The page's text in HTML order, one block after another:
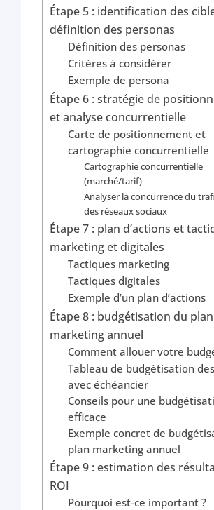
Étape 5 : identification des
définition des personas
Définition des personas
Critères à considérer
Exemple de persona
Étape 6 : stratégie de
et analyse concurrentielle
Carte de positionnement et
cartographie concurrentielle
Cartographie concurrentielle
(marché/tarif)
Analyser la concurrence du
des réseaux sociaux
Étape 7 : plan d’actions et
marketing et digitales
Tactiques marketing
Tactiques digitales
Exemple d’un plan d’actions
Étape 8 : budgétisation du plan
marketing annuel
Comment allouer votre
Tableau de budgétisation
avec échéancier
Conseils pour une
efficace
Exemple concret de
plan marketing annuel
Étape 9 : estimation des
ROI
Pourquoi est-ce important ?